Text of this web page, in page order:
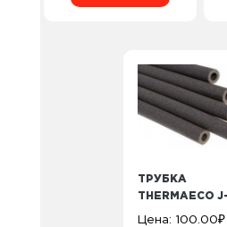
ТРУБКА
THERMAECO
Цена: 100.00₽